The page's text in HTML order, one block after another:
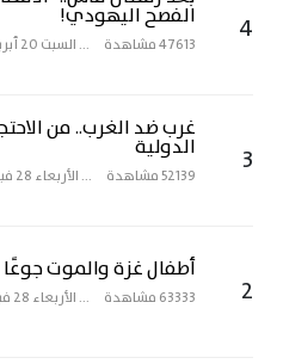
4 الفصح اليهودي!
47613 مشاهدة ...السبت 20 أبريل, 2024
3
غرب ضد الغرب.. من
الدولية
52139 مشاهدة ...الأربعاء 28 فبراير, 2024
2
أطفال غزة والموت جوعًا
63333 مشاهدة ...الأربعاء 28 فبراير, 2024